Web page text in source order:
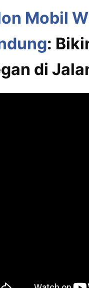
Mobil
:
di